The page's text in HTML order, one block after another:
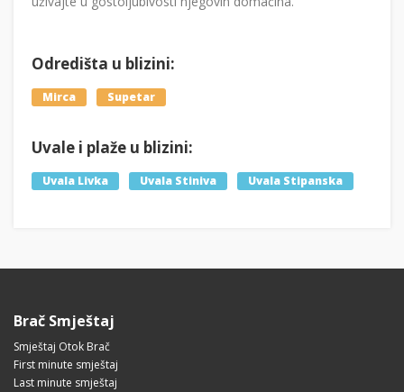
Odredišta u blizini:
Mirca Supetar
Uvale i plaže u blizini:
Uvala Livka Uvala Stiniva Uvala Stipanska
Brač Smještaj
Smještaj Otok Brač
First minute smještaj
Last minute smještaj